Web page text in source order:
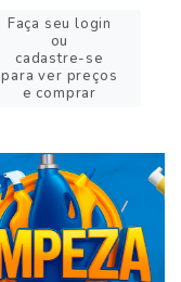
Faça seu login
ou
cadastre-se
para ver preços
e comprar